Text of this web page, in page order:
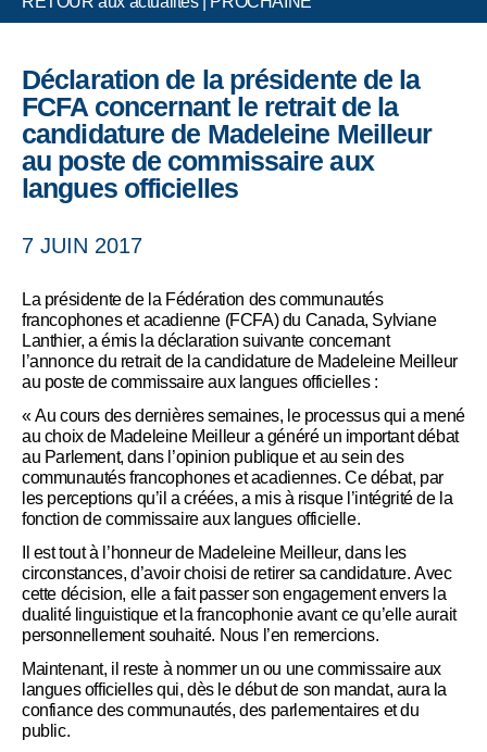
Déclaration de la présidente de la
FCFA concernant le retrait de la
candidature de Madeleine Meilleur
au poste de commissaire aux
langues officielles
7 JUIN 2017
La présidente de la Fédération des communautés
francophones et acadienne (FCFA) du Canada, Sylviane
Lanthier, a émis la déclaration suivante concernant
l’annonce du retrait de la candidature de Madeleine Meilleur
au poste de commissaire aux langues officielles :
« Au cours des dernières semaines, le processus qui a mené
au choix de Madeleine Meilleur a généré un important débat
au Parlement, dans l’opinion publique et au sein des
communautés francophones et acadiennes. Ce débat, par
les perceptions qu’il a créées, a mis à risque l’intégrité de la
fonction de commissaire aux langues officielle.
Il est tout à l’honneur de Madeleine Meilleur, dans les
circonstances, d’avoir choisi de retirer sa candidature. Avec
cette décision, elle a fait passer son engagement envers la
dualité linguistique et la francophonie avant ce qu’elle aurait
personnellement souhaité. Nous l’en remercions.
Maintenant, il reste à nommer un ou une commissaire aux
langues officielles qui, dès le début de son mandat, aura la
confiance des communautés, des parlementaires et du
public.